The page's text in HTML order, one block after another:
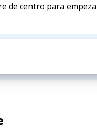
de centro para